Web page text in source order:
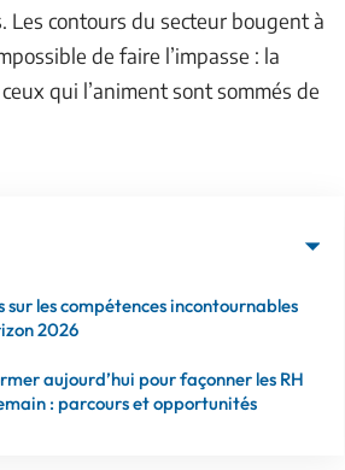
Les contours du secteur bougent à
de faire l’impasse : la
qui l’animent sont sommés de
sur les compétences incontournables
2026
aujourd’hui pour façonner les RH
: parcours et opportunités